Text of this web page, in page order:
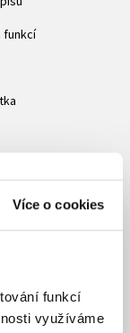
Více o cookies
funkcí
využíváme
funkcí
Office
vysvětlují, jak se
obrázků